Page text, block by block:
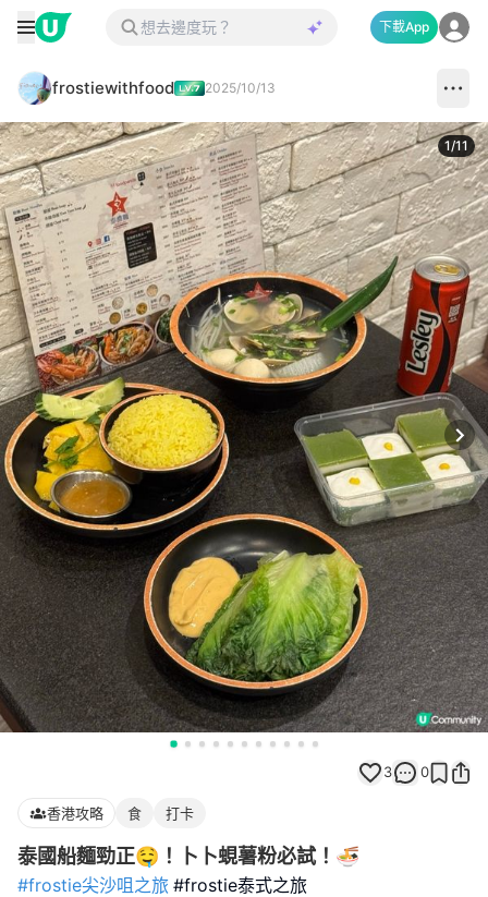
下載App
frostiewithfood 2025/10/13
1/11
3 0
香港攻略 食 打卡
泰國船麵勁正🤤！卜卜蜆薯粉必試！🍜
#frostie尖沙咀之旅 #frostie泰式之旅